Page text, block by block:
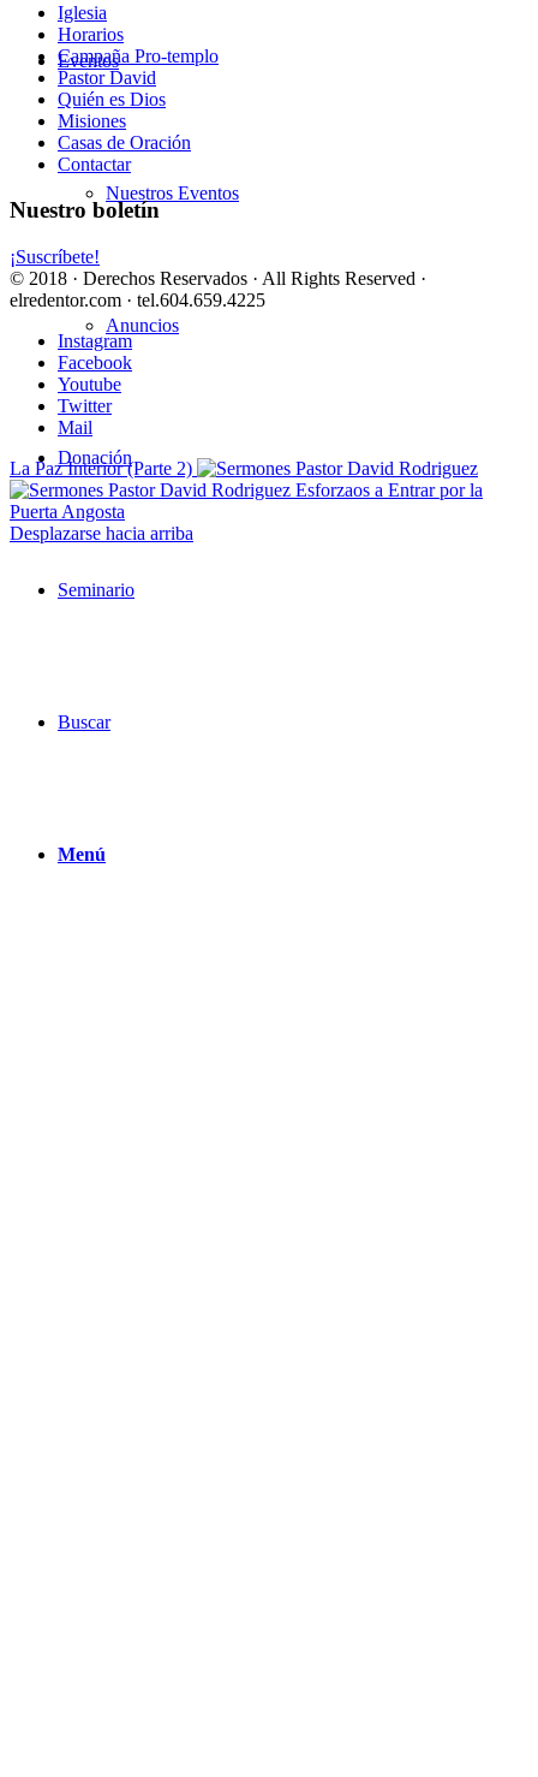
Eventos
Nuestros Eventos
Anuncios
Donación
Seminario
Buscar
Menú
Iglesia
Horarios
Campaña Pro-templo
Pastor David
Quién es Dios
Misiones
Casas de Oración
Contactar
Nuestro boletín
¡Suscríbete!
© 2018 · Derechos Reservados · All Rights Reserved ·
elredentor.com · tel.604.659.4225
Instagram
Facebook
Youtube
Twitter
Mail
La Paz Interior (Parte 2)
Esforzaos a Entrar por la
Puerta Angosta
Desplazarse hacia arriba